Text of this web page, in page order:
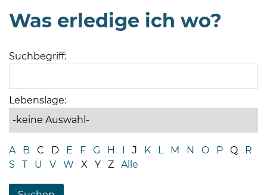
19
04192-
zentrale@badbramstedt.de
Mo,
Fr
08
Was erledige ich wo?
Suchbegriff:
Lebenslage:
A B C D E F G H I J K L M N O P Q
R
S
T U V W X Y Z Alle